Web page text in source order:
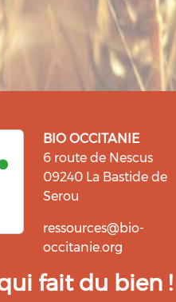
BIO OCCITANIE
6 route de Nescus
09240 La Bastide de
Serou
ressources@bio-
occitanie.org
fait du bien !